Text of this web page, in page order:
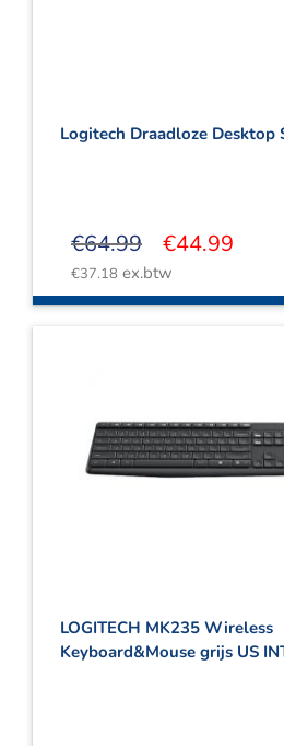
Logitech Draadloze Desktop
€64.99
Oorspronkelijke
was:
€64.99.
€44.99
€44.99.
€37.18 ex.btw
LOGITECH MK235 Wireless
Keyboard&Mouse grijs US